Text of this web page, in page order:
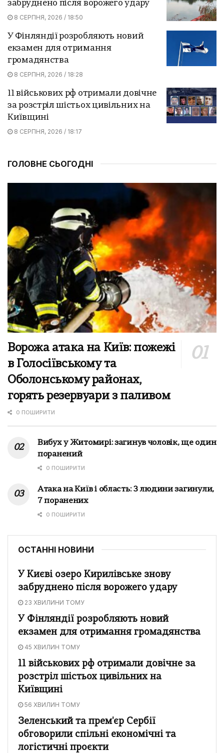
забруднено після ворожего удару
8 СЕРПНЯ, 2026 / 18:50
У Фінляндії розробляють новий
екзамен для отримання
громадянства
8 СЕРПНЯ, 2026 / 18:28
11 військових рф отримали довічне
за розстріл шістьох цивільних на
Київщині
8 СЕРПНЯ, 2026 / 18:17
ГОЛОВНЕ СЬОГОДНІ
Ворожа атака на Київ: пожежі
в Голосіївському та
Оболонському районах,
горять резервуари з паливом
0 ПОШИРИТИ
Вибух у Житомирі: загинув чоловік, ще один
поранений
0 ПОШИРИТИ
Атака на Київ і область: 3 людини загинули,
7 поранених
0 ПОШИРИТИ
ОСТАННІ НОВИНИ
У Києві озеро Кирилівське знову
забруднено після ворожего удару
23 ХВИЛИНИ ТОМУ
У Фінляндії розробляють новий
екзамен для отримання громадянства
45 ХВИЛИН ТОМУ
11 військових рф отримали довічне за
розстріл шістьох цивільних на
Київщині
56 ХВИЛИН ТОМУ
Зеленський та прем'єр Сербії
обговорили спільні економічні та
логістичні проєкти